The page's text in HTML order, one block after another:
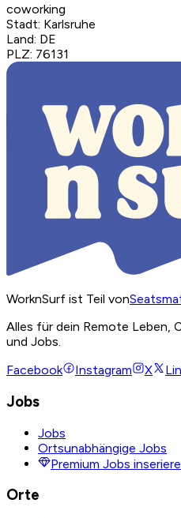
coworking
Stadt: Karlsruhe
Land: DE
PLZ: 76131
WorknSurf ist Teil von
Alles für dein Remote Leben,
und Jobs.
Facebook
Instagram X
Jobs
Jobs
Ortsunabhängige Jobs
Premium Jobs
Orte